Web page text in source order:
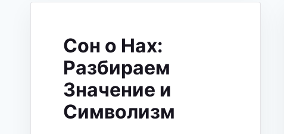
Сон о Нах:
Разбираем
Значение и
Символизм